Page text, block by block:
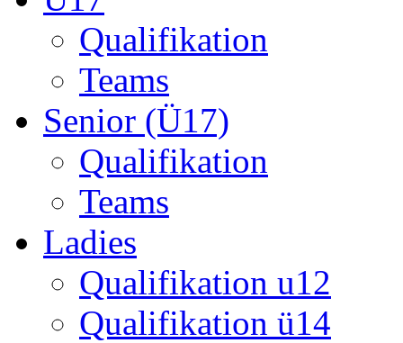
Qualifikation
Teams
Senior (Ü17)
Qualifikation
Teams
Ladies
Qualifikation u12
Qualifikation ü14